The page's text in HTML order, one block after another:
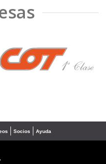
❯
Socios Ayuda